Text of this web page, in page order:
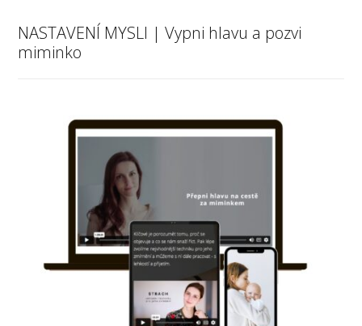
NASTAVENÍ MYSLI | Vypni hlavu a pozvi
miminko